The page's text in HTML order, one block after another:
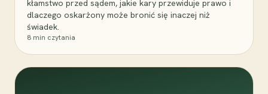
kłamstwo przed sądem, jakie kary przewiduje prawo i
dlaczego oskarżony może bronić się inaczej niż
świadek.
8 min czytania